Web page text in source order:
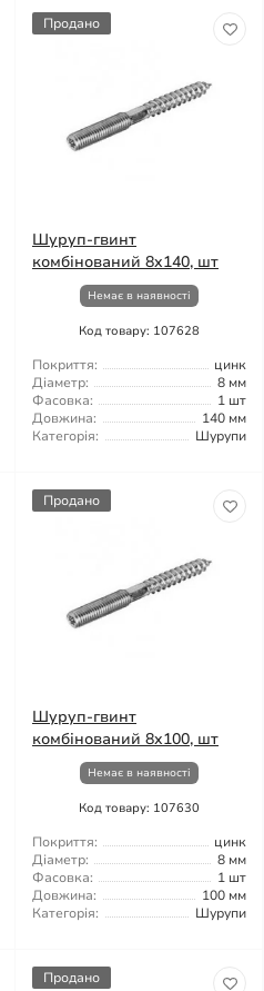
Продано
Шуруп-гвинт
комбінований 8x140, шт
Немає в наявності
Код товару: 107628
Покриття:
цинк
Діаметр:
8 мм
Фасовка:
1 шт
Довжина:
140 мм
Категорія:
Шурупи
Продано
Шуруп-гвинт
комбінований 8x100, шт
Немає в наявності
Код товару: 107630
Покриття:
цинк
Діаметр:
8 мм
Фасовка:
1 шт
Довжина:
100 мм
Категорія:
Шурупи
Продано